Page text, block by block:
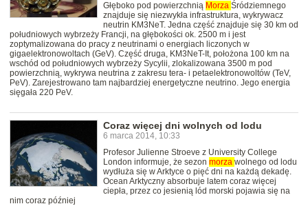
Głęboko pod powierzchnią Morza Śródziemnego
znajduje się niezwykła infrastruktura, wykrywacz
neutrin KM3NeT. Jedna część znajduje się 30 km od
południowych wybrzeży Francji, na głębokości ok. 2500 m i jest
zoptymalizowana do pracy z neutrinami o energiach liczonych w
gigaelektronowoltach (GeV). Część druga, KM3NeT-It, położona 100 km na
wschód od południowych wybrzeży Sycylii, zlokalizowana 3500 m pod
powierzchnią, wykrywa neutrina z zakresu tera- i petaelektronowoltów (TeV,
PeV). Zarejestrowano tam najbardziej energetyczne neutrino. Jego energia
sięgała 220 PeV.
Coraz więcej dni wolnych od lodu
6 marca 2014, 10:33
Profesor Julienne Stroeve z University College
London informuje, że sezon morza wolnego od lodu
wydłuża się w Arktyce o pięć dni na każdą dekadę.
Ocean Arktyczny absorbuje latem coraz więcej
ciepła, przez co jesienią lód morski pojawia się na
nim coraz później